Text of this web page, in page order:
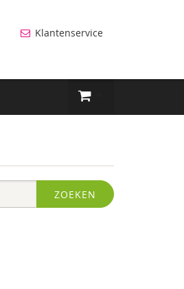
Klantenservice
ZOEKEN